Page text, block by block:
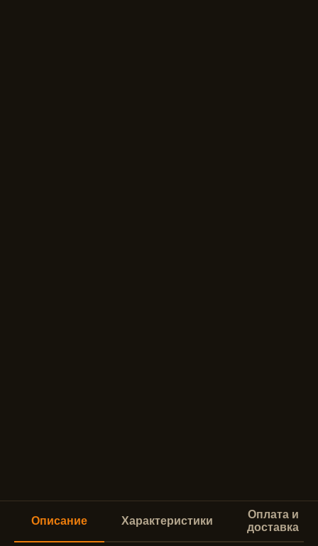
Описание Характеристики
Оплата и
доставка